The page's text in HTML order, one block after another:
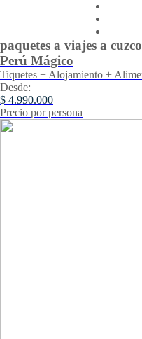
paquetes a viajes a
Perú Mágico
Tiquetes + Alojamiento +
Desde:
$ 4.990.000
Precio por persona